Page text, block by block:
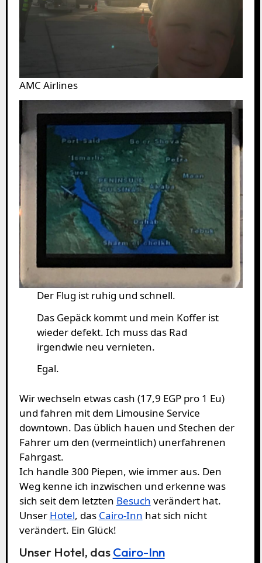
AMC Airlines
Der Flug ist ruhig und schnell.
Das Gepäck kommt und mein Koffer ist
wieder defekt. Ich muss das Rad
irgendwie neu vernieten.
Egal.
Wir wechseln etwas cash (17,9 EGP pro 1 Eu)
und fahren mit dem Limousine Service
downtown. Das üblich hauen und Stechen der
Fahrer um den (vermeintlich) unerfahrenen
Fahrgast.
Ich handle 300 Piepen, wie immer aus. Den
Weg kenne ich inzwischen und erkenne was
sich seit dem letzten Besuch verändert hat.
Unser Hotel, das Cairo-Inn hat sich nicht
verändert. Ein Glück!
Unser Hotel, dasCairo-Inn